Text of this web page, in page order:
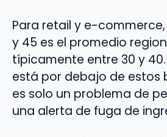
Para retail y e-commerce,
y 45 es el promedio
típicamente entre 30 y
está por debajo de estos
es solo un problema de
una alerta de fuga de